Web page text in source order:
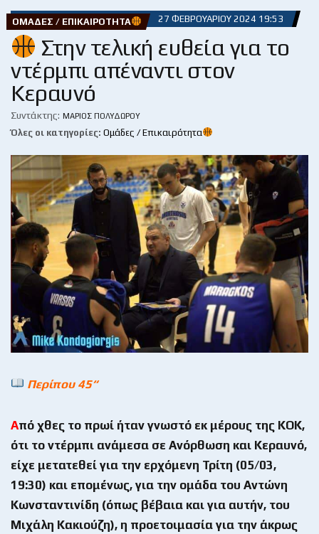
ΟΜΆΔΕΣ / ΕΠΙΚΑΙΡΌΤΗΤΑ 27 ΦΕΒΡΟΥΑΡΊΟΥ 2024 19:53
Στην τελική ευθεία για το
ντέρμπι απέναντι στον
Κεραυνό
Συντάκτης: ΜΆΡΙΟΣ ΠΟΛΥΔΏΡΟΥ
Όλες οι κατηγορίες: Ομάδες / Επικαιρότητα
Περίπου 45“
Από χθες το πρωί ήταν γνωστό εκ μέρους της ΚΟΚ,
ότι το ντέρμπι ανάμεσα σε Ανόρθωση και Κεραυνό,
είχε μετατεθεί για την ερχόμενη Τρίτη (05/03,
19:30) και επομένως, για την ομάδα του Αντώνη
Κωνσταντινίδη (όπως βέβαια και για αυτήν, του
Μιχάλη Κακιούζη), η προετοιμασία για την άκρως